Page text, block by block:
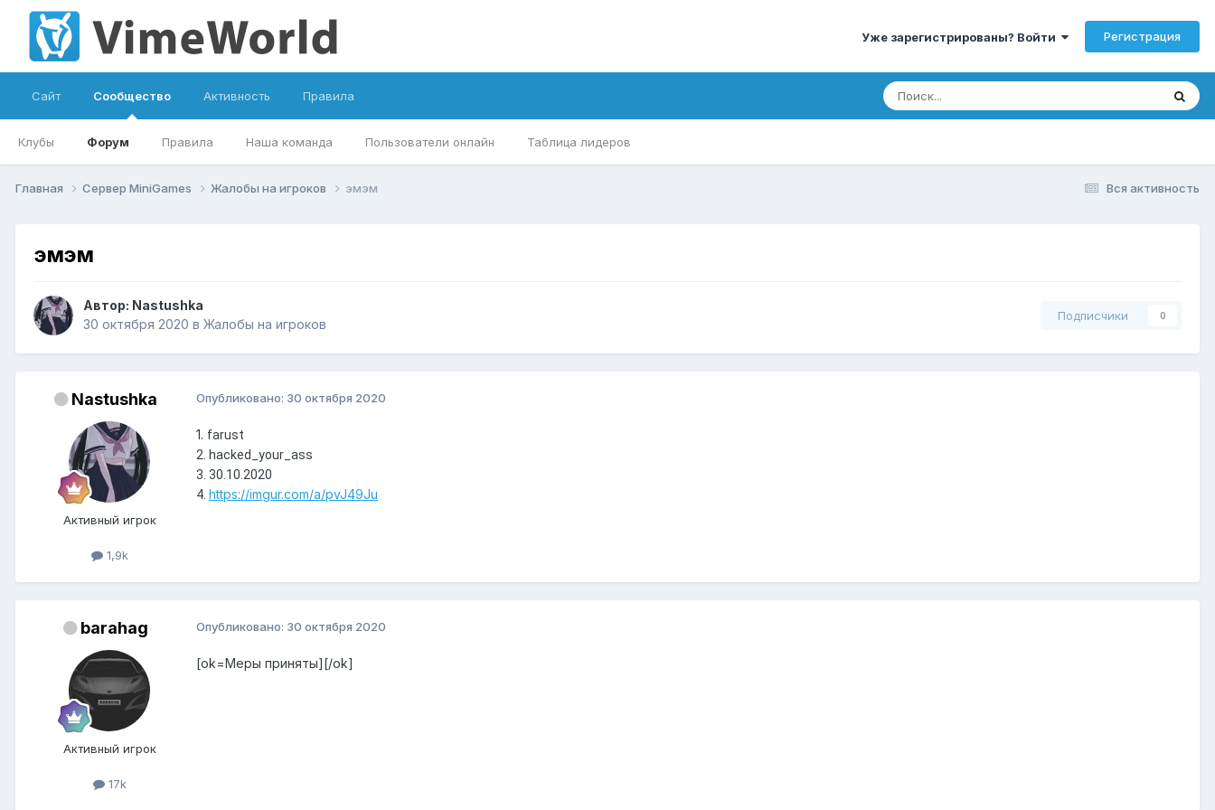
Уже зарегистрированы? Войти Регистрация
Сайт Сообщество
Клубы Форум Правила Наша команда Пользователи онлайн Таблица лидеров
Активность Правила
Вся активность
Главная Сервер MiniGames Жалобы на игроков эмэм
эмэм
Автор: Nastushka
30 октября 2020 в Жалобы на игроков
Подписчики 0
Nastushka
Активный игрок
1,9k
Опубликовано: 30 октября 2020
1. farust
2. hacked_your_ass
3. 30.10.2020
4. https://imgur.com/a/pvJ49Ju
barahag
Активный игрок
17k
Опубликовано: 30 октября 2020
[ok=Меры приняты][/ok]